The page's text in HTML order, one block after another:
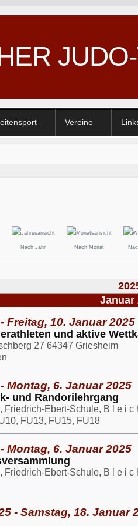
Vereine
Nach Jahr Nach Monat
Januar
Freitag, 10. Januar 2025
und aktive
27 64347 Griesheim
Montag, 6. Januar 2025
und Randorilehrgang
Ebert-Schule, B l e i c
FU13, FU15, FU18
Montag, 6. Januar 2025
Ebert-Schule, B l e i c
- Samstag, 18. Januar